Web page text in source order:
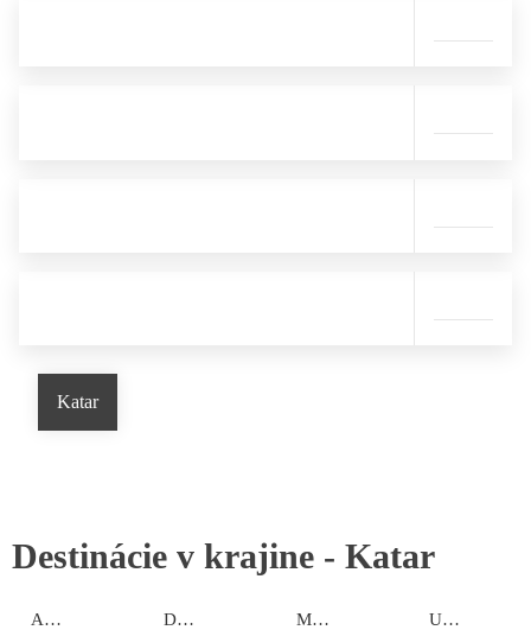
Katar
Destinácie v krajine - Katar
Al Rayyan
Doha Madinat ash Shamal Umm Salal